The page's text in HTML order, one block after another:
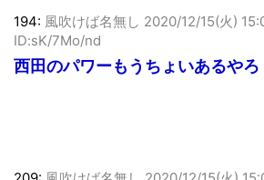
194:風吹けば名無し
2020/12/15(火)
ID:sK/7Mo/nd
西田のパワーもうちょいあるやろ